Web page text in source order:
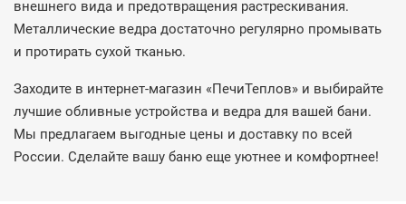
внешнего вида и предотвращения растрескивания.
Металлические ведра достаточно регулярно промывать
и протирать сухой тканью.
Заходите в интернет-магазин «ПечиТеплов» и выбирайте
лучшие обливные устройства и ведра для вашей бани.
Мы предлагаем выгодные цены и доставку по всей
России. Сделайте вашу баню еще уютнее и комфортнее!